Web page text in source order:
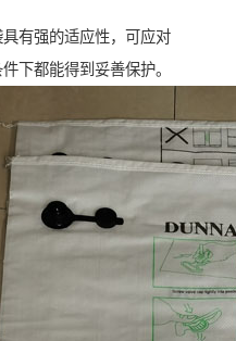
有强的适应性，可应对
下都能得到妥善保护。